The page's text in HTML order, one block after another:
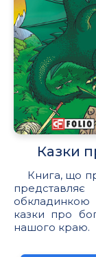
Казки
Книга, що
обкладинкою
казки про
нашого краю.